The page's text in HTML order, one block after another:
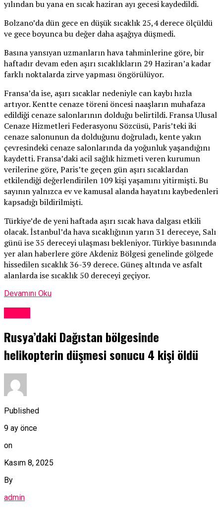
yılından bu yana en sıcak haziran ayı gecesi kaydedildi.
Bolzano’da dün gece en düşük sıcaklık 25,4 derece ölçüldü
ve gece boyunca bu değer daha aşağıya düşmedi.
Basına yansıyan uzmanların hava tahminlerine göre, bir
haftadır devam eden aşırı sıcaklıkların 29 Haziran’a kadar
farklı noktalarda zirve yapması öngörülüyor.
Fransa’da ise, aşırı sıcaklar nedeniyle can kaybı hızla
artıyor. Kentte cenaze töreni öncesi naaşların muhafaza
edildiği cenaze salonlarının dolduğu belirtildi. Fransa Ulusal
Cenaze Hizmetleri Federasyonu Sözcüsü, Paris’teki iki
cenaze salonunun da dolduğunu doğruladı, kente yakın
çevresindeki cenaze salonlarında da yoğunluk yaşandığını
kaydetti. Fransa’daki acil sağlık hizmeti veren kurumun
verilerine göre, Paris’te geçen gün aşırı sıcaklardan
etkilendiği değerlendirilen 109 kişi yaşamını yitirmişti. Bu
sayının yalnızca ev ve kamusal alanda hayatını kaybedenleri
kapsadığı bildirilmişti.
Türkiye’de de yeni haftada aşırı sıcak hava dalgası etkili
olacak. İstanbul’da hava sıcaklığının yarın 31 dereceye, Salı
günü ise 35 dereceyi ulaşması bekleniyor. Türkiye basınında
yer alan haberlere göre Akdeniz Bölgesi genelinde gölgede
hissedilen sıcaklık 36-39 derece. Güneş altında ve asfalt
alanlarda ise sıcaklık 50 dereceyi geçiyor.
Devamını Oku
Rusya’daki Dağıstan bölgesinde
helikopterin düşmesi sonucu 4 kişi öldü
Published
9 ay önce
on
Kasım 8, 2025
By
admin